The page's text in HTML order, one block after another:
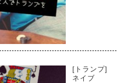
[トランプ]
ネイブ